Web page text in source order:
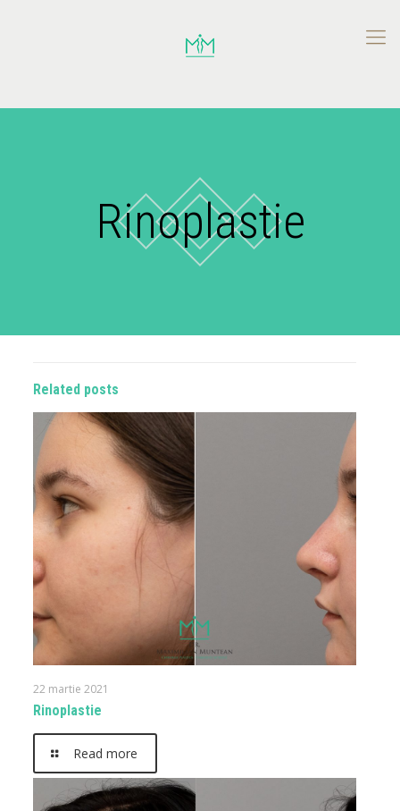
Rinoplastie
Related posts
22 martie 2021
Rinoplastie
Read more